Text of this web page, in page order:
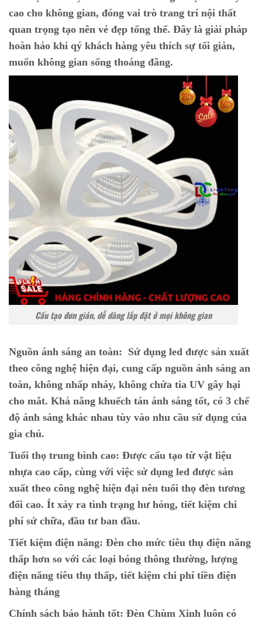
cao cho không gian, đóng vai trò trang trí nội thất
quan trọng tạo nên vẻ đẹp tổng thể. Đây là giải pháp
hoàn hảo khi qý khách hàng yêu thích sự tối giản,
muốn không gian sống thoáng đãng.
Cấu tạo đơn giản, dễ dàng lắp đặt ở mọi không gian
Nguồn ánh sáng an toàn: Sử dụng led được sản xuất
theo công nghệ hiện đại, cung cấp nguồn ánh sáng an
toàn, không nhấp nháy, không chứa tia UV gây hại
cho mắt. Khả năng khuếch tán ánh sáng tốt, có 3 chế
độ ánh sáng khác nhau tùy vào nhu cầu sử dụng của
gia chủ.
Tuổi thọ trung bình cao: Được cấu tạo từ vật liệu
nhựa cao cấp, cùng với việc sử dụng led được sản
xuất theo công nghệ hiện đại nên tuổi thọ đèn tương
đối cao. Ít xảy ra tình trạng hư hỏng, tiết kiệm chi
phí sử chữa, đầu tư ban đầu.
Tiết kiệm điện năng: Đèn cho mức tiêu thụ điện năng
thấp hơn so với các loại bóng thông thường, lượng
điện năng tiêu thụ thấp, tiết kiệm chi phí tiền điện
hàng tháng
Chính sách bảo hành tốt: Đèn Chùm Xinh luôn có